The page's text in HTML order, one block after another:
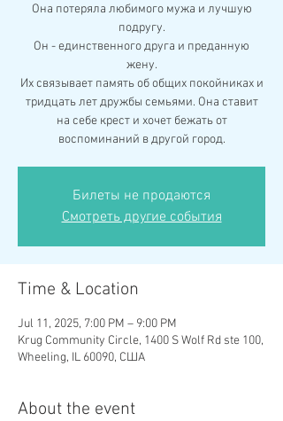
Она потеряла любимого мужа и лучшую
подругу.
Он - единственного друга и преданную
жену.
Их связывает память об общих покойниках и
тридцать лет дружбы семьями. Она ставит
на себе крест и хочет бежать от
воспоминаний в другой город.
Билеты не продаются
Смотреть другие события
Time & Location
Jul 11, 2025, 7:00 PM – 9:00 PM
Krug Community Circle, 1400 S Wolf Rd ste 100,
Wheeling, IL 60090, США
About the event